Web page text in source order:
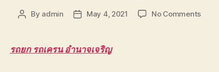
Post
By admin
PostMay 4, 2021 No Commentson
รถยก รถเครน อำนาจเจริญ